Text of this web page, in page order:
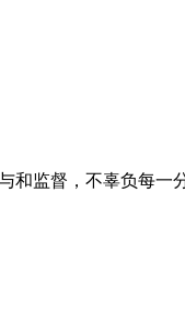
和监督，不辜负每一